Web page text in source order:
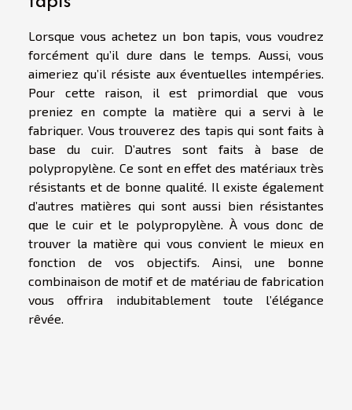
Lorsque vous achetez un bon tapis, vous voudrez
forcément qu’il dure dans le temps. Aussi, vous
aimeriez qu’il résiste aux éventuelles intempéries.
Pour cette raison, il est primordial que vous
preniez en compte la matière qui a servi à le
fabriquer. Vous trouverez des tapis qui sont faits à
base du cuir. D’autres sont faits à base de
polypropylène. Ce sont en effet des matériaux très
résistants et de bonne qualité. Il existe également
d’autres matières qui sont aussi bien résistantes
que le cuir et le polypropylène. À vous donc de
trouver la matière qui vous convient le mieux en
fonction de vos objectifs. Ainsi, une bonne
combinaison de motif et de matériau de fabrication
vous offrira indubitablement toute l’élégance
rêvée.